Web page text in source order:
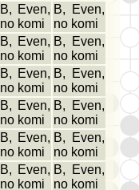
B, Even,
no komi
B, Even,
no komi
B, Even,
no komi
B, Even,
no komi
B, Even,
no komi
B, Even,
no komi
B, Even,
no komi
B, Even,
no komi
B, Even,
no komi
B, Even,
no komi
B, Even,
no komi
B, Even,
no komi